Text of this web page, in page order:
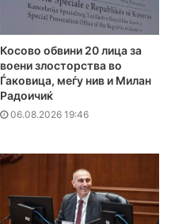
Косово обвини 20 лица за
воени злосторства во
Ѓаковица, меѓу нив и Милан
Радоичиќ
06.08.2026 19:46